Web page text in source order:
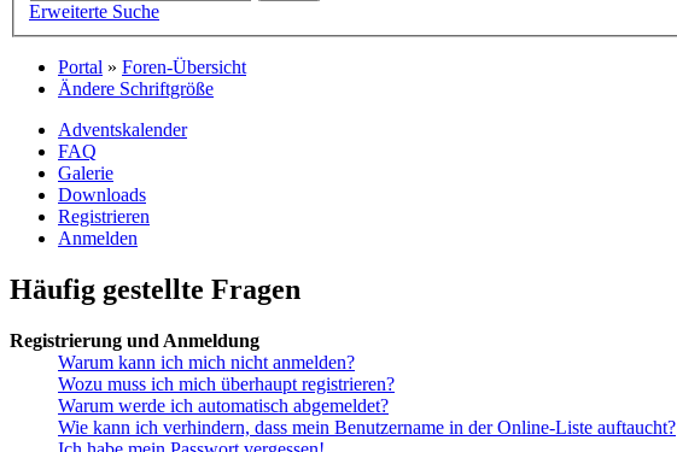
Erweiterte Suche
Portal » Foren-Übersicht
Ändere Schriftgröße
Adventskalender
FAQ
Galerie
Downloads
Registrieren
Anmelden
Häufig gestellte Fragen
Registrierung und Anmeldung
Warum kann ich mich nicht anmelden?
Wozu muss ich mich überhaupt registrieren?
Warum werde ich automatisch abgemeldet?
Wie kann ich verhindern, dass mein Benutzername in der Online-Liste auftaucht?